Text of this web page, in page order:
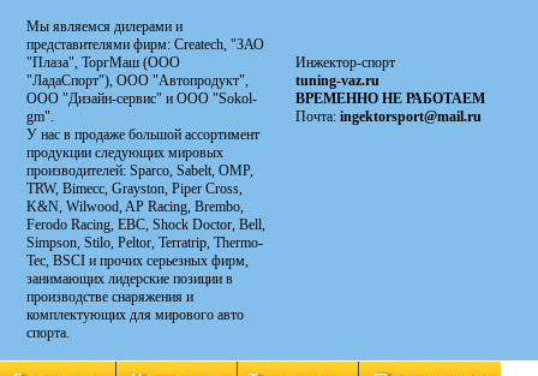
Мы являемся дилерами и
представителями фирм: Сreatech, "ЗАО
"Плаза", ТоргМаш (ООО
"ЛадаСпорт"), ООО "Автопродукт",
ООО "Дизайн-сервис" и ООО "Sokol-
gm".
У нас в продаже большой ассортимент
продукции следующих мировых
производителей: Sparco, Sabelt, OMP,
TRW, Bimecc, Grayston, Piper Cross,
K&N, Wilwood, AP Racing, Brembo,
Ferodo Racing, EBC, Shock Doctor, Bell,
Simpson, Stilo, Peltor, Terratrip, Thermo-
Tec, BSCI и прочих серьезных фирм,
занимающих лидерские позиции в
производстве снаряжения и
комплектующих для мирового авто
спорта.
Инжектор-спорт
tuning-vaz.ru
ВРЕМЕННО НЕ РАБОТАЕМ
Почта:ingektorsport@mail.ru